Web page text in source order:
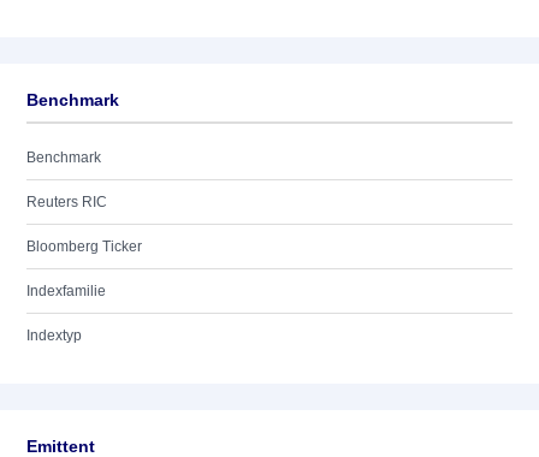
Benchmark
Benchmark
Reuters RIC
Bloomberg Ticker
Indexfamilie
Indextyp
Emittent